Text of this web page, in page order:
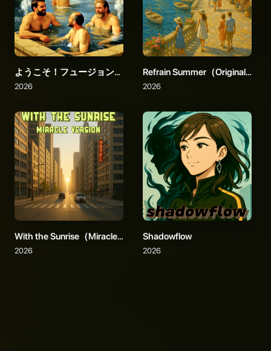
ようこそ！フュージョン温泉郷へ！
2026
Refrain Summer（Original Version）
2026
With the Sunrise（Miracle Version）
2026
Shadowflow
2026